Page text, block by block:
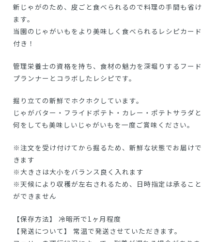
新じゃがのため、皮ごと食べられるので料理の手間も省け
ます。
当園のじゃがいもをより美味しく食べられるレシピカード
付き！
管理栄養士の資格を持ち、食材の魅力を深堀りするフード
プランナーとコラボしたレシピです。
掘り立ての新鮮でホクホクしています。
じゃがバター・フライドポテト・カレー・ポテトサラダと
何をしても美味しいじゃがいもを一度ご賞味ください。
※注文を受け付けてから掘るため、新鮮な状態でお届けで
きます
※大きさは大小をバランス良く入れます
※天候により収穫が左右されるため、日時指定は承ること
ができません
【保存方法】 冷暗所で1ヶ月程度
【発送について】 常温で発送させていただきます。